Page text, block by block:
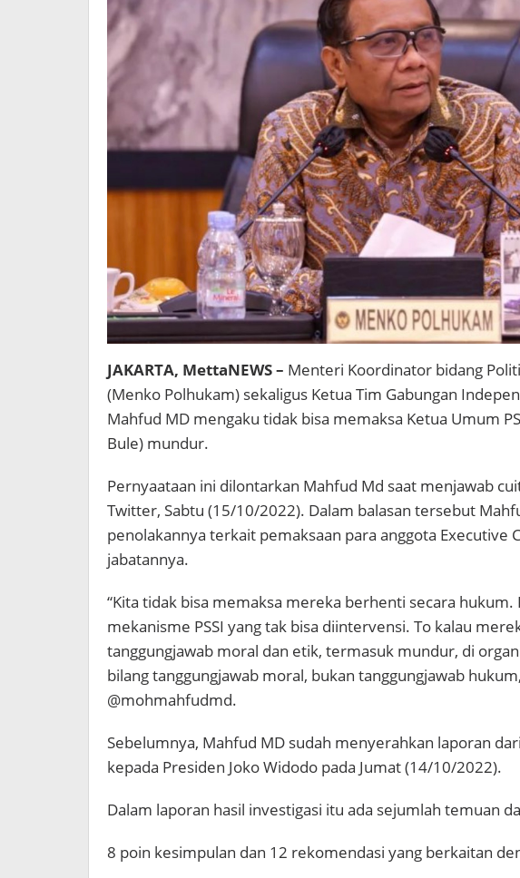
JAKARTA, MettaNEWS – Menteri Koordinator bidang
(Menko Polhukam) sekaligus Ketua Tim Gabungan
Mahfud MD mengaku tidak bisa memaksa Ketua Umum
Bule) mundur.
Pernyaataan ini dilontarkan Mahfud Md saat menjawab
Twitter, Sabtu (15/10/2022). Dalam balasan tersebut
penolakannya terkait pemaksaan para anggota Executive
jabatannya.
“Kita tidak bisa memaksa mereka berhenti secara
mekanisme PSSI yang tak bisa diintervensi. To kalau
tanggungjawab moral dan etik, termasuk mundur, di
bilang tanggungjawab moral, bukan tanggungjawab
@mohmahfudmd.
Sebelumnya, Mahfud MD sudah menyerahkan laporan
kepada Presiden Joko Widodo pada Jumat (14/10/2022).
Dalam laporan hasil investigasi itu ada sejumlah temuan
8 poin kesimpulan dan 12 rekomendasi yang berkaitan